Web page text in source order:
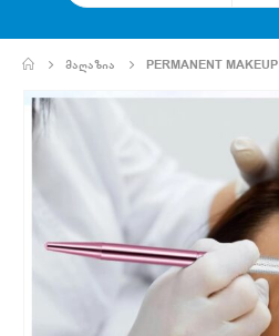
ᲛᲐᲦᲐᲖᲘᲐ PERMANENT MAKEUP